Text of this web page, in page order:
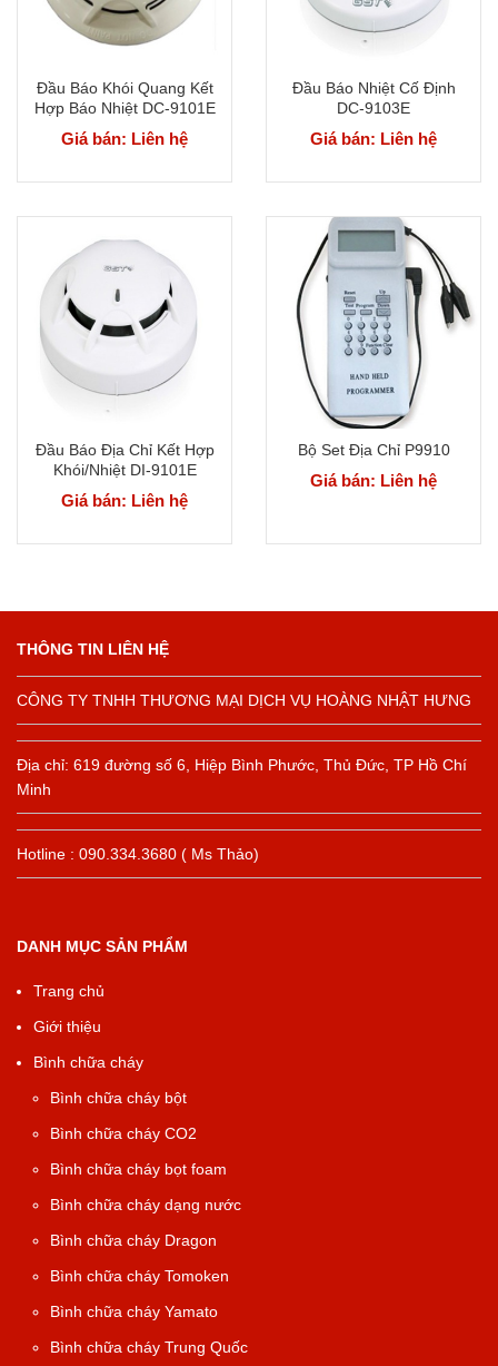
Đầu Báo Khói Quang Kết
Hợp Báo Nhiệt DC-9101E
Giá bán: Liên hệ
Đầu Báo Nhiệt Cố Định
DC-9103E
Giá bán: Liên hệ
Đầu Báo Địa Chỉ Kết Hợp
Khói/Nhiệt DI-9101E
Giá bán: Liên hệ
Bộ Set Địa Chỉ P9910
Giá bán: Liên hệ
THÔNG TIN LIÊN HỆ
CÔNG TY TNHH THƯƠNG MẠI DỊCH VỤ HOÀNG NHẬT HƯNG
Địa chỉ: 619 đường số 6, Hiệp Bình Phước, Thủ Đức, TP Hồ Chí
Minh
Hotline : 090.334.3680 ( Ms Thảo)
DANH MỤC SẢN PHẨM
Trang chủ
Giới thiệu
Bình chữa cháy
Bình chữa cháy bột
Bình chữa cháy CO2
Bình chữa cháy bọt foam
Bình chữa cháy dạng nước
Bình chữa cháy Dragon
Bình chữa cháy Tomoken
Bình chữa cháy Yamato
Bình chữa cháy Trung Quốc